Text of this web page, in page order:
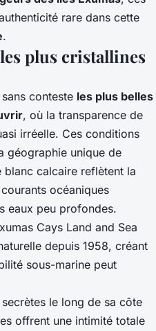
rare dans cette
.
plus cristallines
conteste les plus belles
, où la transparence de
irréelle. Ces conditions
géographie unique de
calcaire reflètent la
océaniques
eaux peu profondes.
Cays Land and Sea
depuis 1958, créant
sous-marine peut
le long de sa côte
offrent une intimité totale